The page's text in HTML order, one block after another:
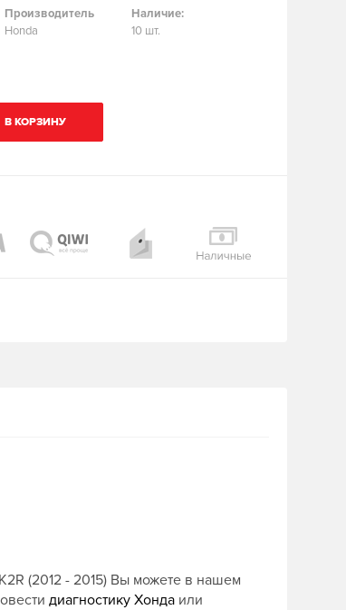
Производитель
Honda
Наличие:
10 шт.
В КОРЗИНУ
(2012 - 2015) Вы можете в нашем
диагностику Хонда или